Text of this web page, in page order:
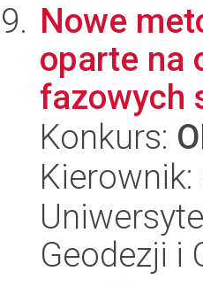
Nowe
oparte na
fazowych
Konkurs:
Kierownik:
Geodezji i